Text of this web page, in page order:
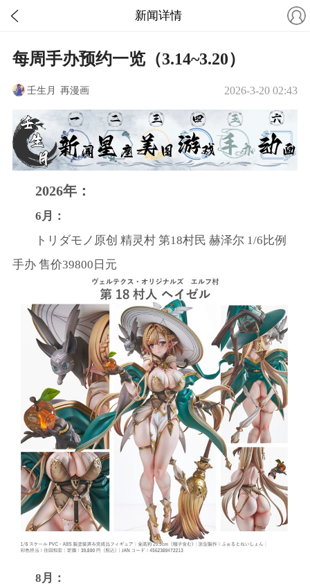
新闻详情
每周手办预约一览（3.14~3.20）
壬生月 再漫画 2026-3-20 02:43
2026年：
6月：
トリダモノ原创 精灵村 第18村民 赫泽尔 1/6比例
手办 售价39800日元
8月：